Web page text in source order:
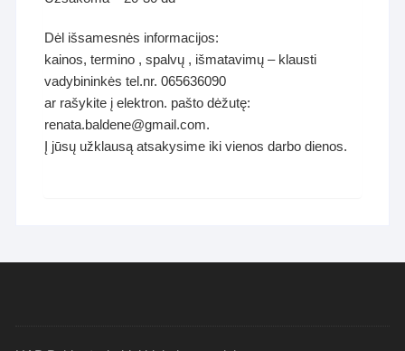
Dėl išsamesnės informacijos:
kainos, termino , spalvų , išmatavimų – klausti
vadybininkės tel.nr. 065636090
ar rašykite į elektron. pašto dėžutę:
renata.baldene@gmail.com.
Į jūsų užklausą atsakysime iki vienos darbo dienos.